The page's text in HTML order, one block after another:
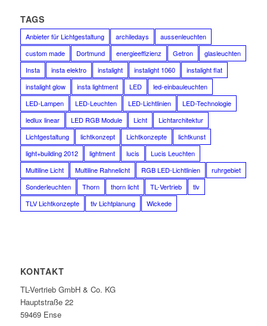
TAGS
Anbieter für Lichtgestaltung archiledays
aussenleuchten
custom made
Dortmund energieeffizienz Getron
glasleuchten
Insta
insta elektro instalight instalight 1060
instalight flat
instalight glow
insta lightment LED
led-einbauleuchten
LED-Lampen
LED-Leuchten LED-Lichtlinien
LED-Technologie
ledlux linear
LED RGB Module Licht
Lichtarchitektur
Lichtgestaltung
lichtkonzept Lichtkonzepte
lichtkunst
light+building 2012
lightment lucis
Lucis Leuchten
Multiline Licht
Multiline Rahnelicht RGB LED-Lichtlinien
ruhrgebiet
Sonderleuchten
Thorn thorn licht TL-Vertrieb
tlv
TLV Lichtkonzepte
tlv Lichtplanung Wickede
KONTAKT
TL-Vertrieb GmbH & Co. KG
Hauptstraße 22
59469 Ense